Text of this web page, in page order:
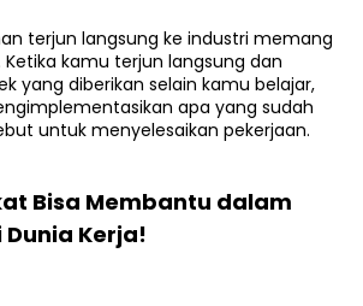
terjun langsung ke industri memang
kamu terjun langsung dan
yang diberikan selain kamu belajar,
apa yang sudah
untuk menyelesaikan pekerjaan.
Bisa Membantu dalam
Kerja!